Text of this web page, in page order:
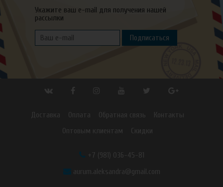
Укажите ваш e-mail для получения нашей
рассылки
Подписаться
Доставка Оплата Обратная связь
Контакты
Оптовым клиентам
Скидки
+7 (981) 036-45-81
aurum.aleksandra@gmail.com